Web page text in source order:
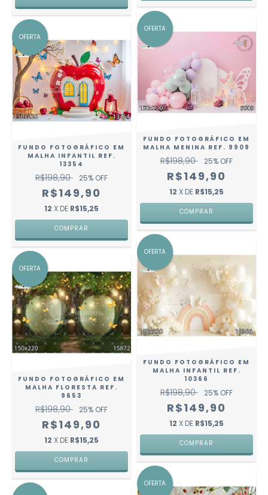
OFERTA
FUNDO FOTOGRÁFICO EM
MALHA INFANTIL REF.
13354
R$198,90 25% OFF
R$149,90
12 X DE R$15,25
COMPRAR
OFERTA
FUNDO FOTOGRÁFICO EM
MALHA MENINA REF. 9909
R$198,90 25% OFF
R$149,90
12 X DE R$15,25
COMPRAR
OFERTA
FUNDO FOTOGRÁFICO EM
MALHA FLORESTA REF.
9653
R$198,90 25% OFF
R$149,90
12 X DE R$15,25
COMPRAR
OFERTA
FUNDO FOTOGRÁFICO EM
MALHA INFANTIL REF.
10366
R$198,90 25% OFF
R$149,90
12 X DE R$15,25
COMPRAR
OFERTA